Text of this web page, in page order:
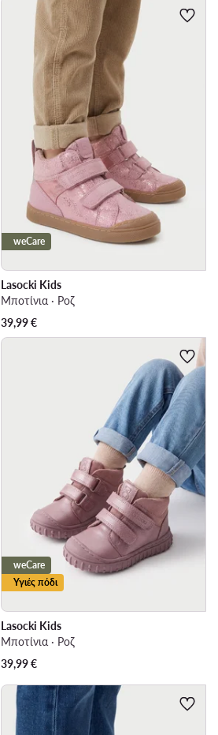
weCare
Lasocki Kids
Μποτίνια · Ροζ
39,99€
weCare
Υγιές πόδι
Lasocki Kids
Μποτίνια · Ροζ
39,99€